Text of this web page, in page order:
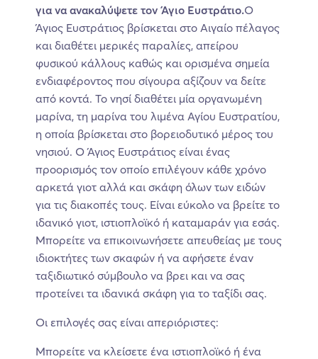
για να ανακαλύψετε τον Άγιο Ευστράτιο.Ο
Άγιος Ευστράτιος βρίσκεται στο Αιγαίο πέλαγος
και διαθέτει μερικές παραλίες, απείρου
φυσικού κάλλους καθώς και ορισμένα σημεία
ενδιαφέροντος που σίγουρα αξίζουν να δείτε
από κοντά. Το νησί διαθέτει μία οργανωμένη
μαρίνα, τη μαρίνα του λιμένα Αγίου Ευστρατίου,
η οποία βρίσκεται στο βορειοδυτικό μέρος του
νησιού. Ο Άγιος Ευστράτιος είναι ένας
προορισμός τον οποίο επιλέγουν κάθε χρόνο
αρκετά γιοτ αλλά και σκάφη όλων των ειδών
για τις διακοπές τους. Είναι εύκολο να βρείτε το
ιδανικό γιοτ, ιστιοπλοϊκό ή καταμαράν για εσάς.
Μπορείτε να επικοινωνήσετε απευθείας με τους
ιδιοκτήτες των σκαφών ή να αφήσετε έναν
ταξιδιωτικό σύμβουλο να βρει και να σας
προτείνει τα ιδανικά σκάφη για το ταξίδι σας.
Οι επιλογές σας είναι απεριόριστες:
Μπορείτε να κλείσετε ένα ιστιοπλοϊκό ή ένα